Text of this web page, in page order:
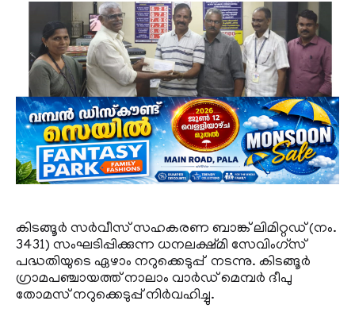
കിടങ്ങൂർ സർവീസ് സഹകരണ ബാങ്ക് ലിമിറ്റഡ് (നം.
3431) സംഘടിപ്പിക്കുന്ന ധനലക്ഷ്മി സേവിംഗ്സ്
പദ്ധതിയുടെ ഏഴാം നറുക്കെടുപ്പ് നടന്നു. കിടങ്ങൂർ
ഗ്രാമപഞ്ചായത്ത് നാലാം വാർഡ് മെമ്പർ ദീപു
തോമസ് നറുക്കെടുപ്പ് നിർവഹിച്ചു.